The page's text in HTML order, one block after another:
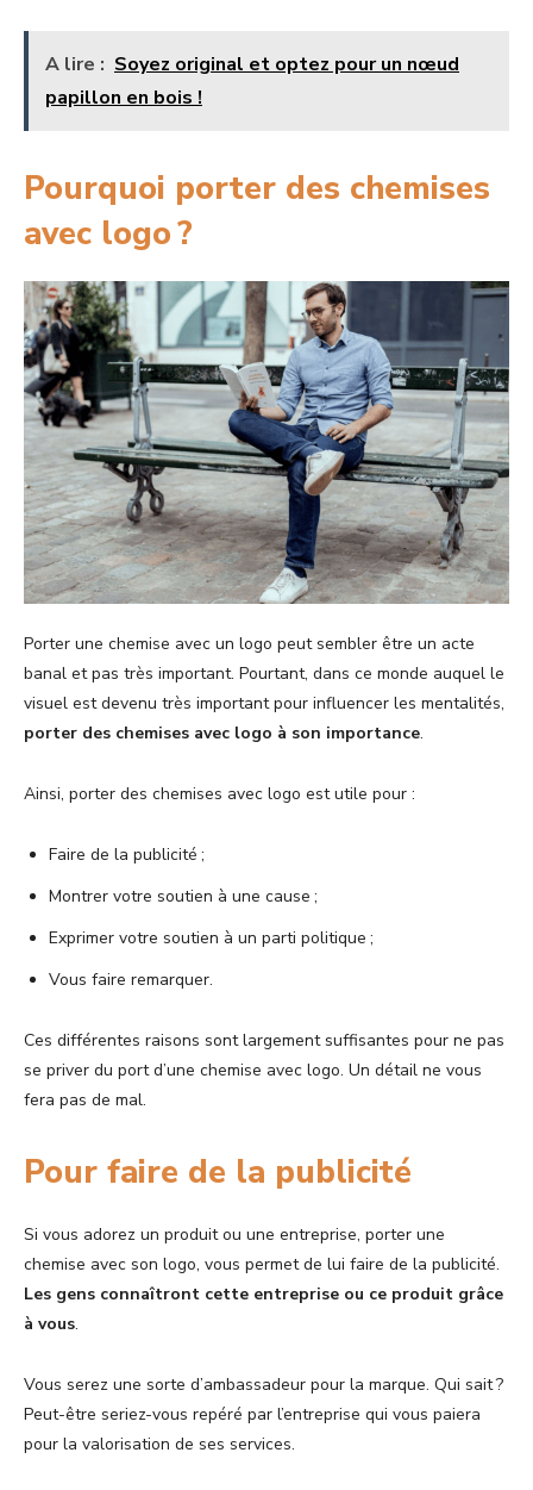
A lire : Soyez original et optez pour un nœud
papillon en bois !
Pourquoi porter des chemises
avec logo ?
Porter une chemise avec un logo peut sembler être un acte
banal et pas très important. Pourtant, dans ce monde auquel le
visuel est devenu très important pour influencer les mentalités,
porter des chemises avec logo à son importance.
Ainsi, porter des chemises avec logo est utile pour :
Faire de la publicité ;
Montrer votre soutien à une cause ;
Exprimer votre soutien à un parti politique ;
Vous faire remarquer.
Ces différentes raisons sont largement suffisantes pour ne pas
se priver du port d’une chemise avec logo. Un détail ne vous
fera pas de mal.
Pour faire de la publicité
Si vous adorez un produit ou une entreprise, porter une
chemise avec son logo, vous permet de lui faire de la publicité.
Les gens connaîtront cette entreprise ou ce produit grâce
à vous.
Vous serez une sorte d’ambassadeur pour la marque. Qui sait ?
Peut-être seriez-vous repéré par l’entreprise qui vous paiera
pour la valorisation de ses services.